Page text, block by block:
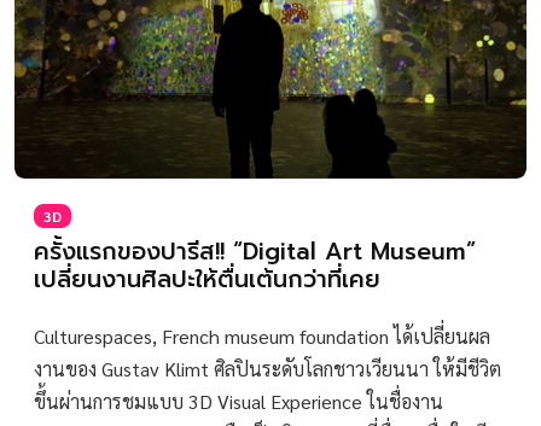
3D
ครั้งแรกของปารีส!! “Digital Art Museum”
เปลี่ยนงานศิลปะให้ตื่นเต้นกว่าที่เคย
Culturespaces, French museum foundation ได้เปลี่ยนผล
งานของ Gustav Klimt ศิลปินระดับโลกชาวเวียนนา ให้มีชีวิต
ขึ้นผ่านการชมแบบ 3D Visual Experience ในชื่องาน